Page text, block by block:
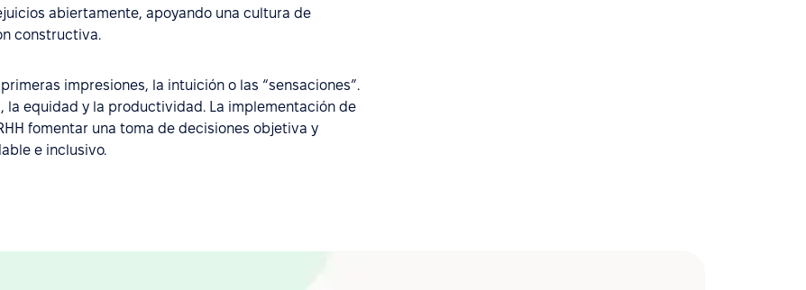
abiertamente, apoyando una cultura de
constructiva.
impresiones, la intuición o las “sensaciones”.
la equidad y la productividad. La implementación de
fomentar una toma de decisiones objetiva y
e inclusivo.